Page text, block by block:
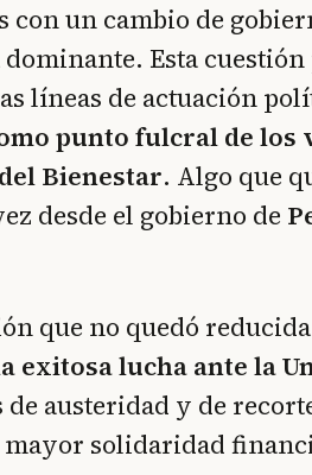
con un cambio de
Esta
líneas de actuación
punto fulcral de los
Bienestar. Algo que
desde el gobierno de
que no quedó
exitosa lucha ante la
austeridad y de
mayor solidaridad